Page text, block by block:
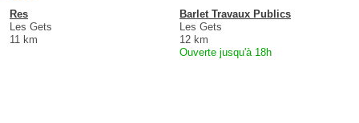
Res
Les Gets
11 km
Barlet Travaux Publics
Les Gets
12 km
Ouverte jusqu'à 18h